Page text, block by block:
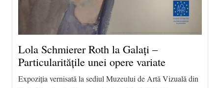
Lola Schmierer Roth la Galați –
Particularitățile unei opere variate
Expoziția vernisată la sediul Muzeului de Artă Vizuală din